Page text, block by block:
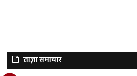
ताज़ा समाचार